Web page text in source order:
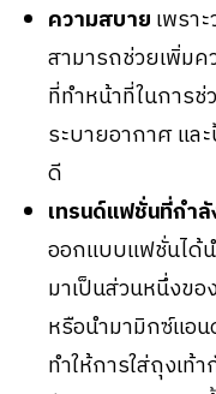
ความสบาย เพรา
สามารถช่วยเพิ่มค
ที่ทำหน้าที่ในการ
ระบายอากาศ แล
ดี
เทรนด์แฟชั่นที่กำ
ออกแบบแฟชั่นได้น
มาเป็นส่วนหนึ่งขอ
หรือนำมามิกซ์แอน
ทำให้การใส่ถุงเท้